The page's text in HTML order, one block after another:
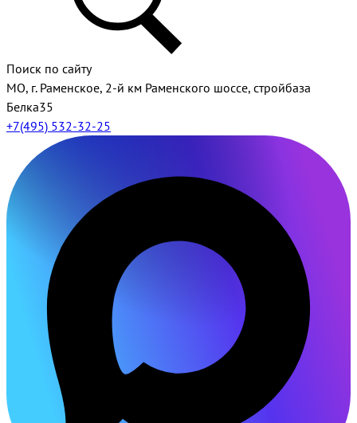
Поиск по сайту
МО, г. Раменское, 2-й км Раменского шоссе, стройбаза
Белка35
+7(495) 532-32-25